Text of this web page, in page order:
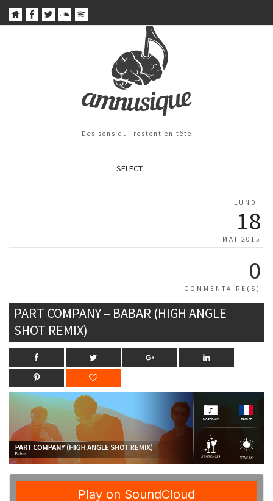
Des sons qui restent en tête
SELECT
LUNDI
18
MAI 2015
0
COMMENTAIRE(S)
PART COMPANY – BABAR (HIGH ANGLE
SHOT REMIX)